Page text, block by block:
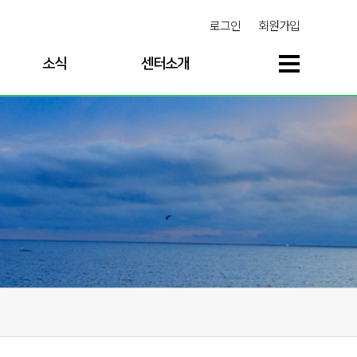
로그인 회원가입
소식 센터소개